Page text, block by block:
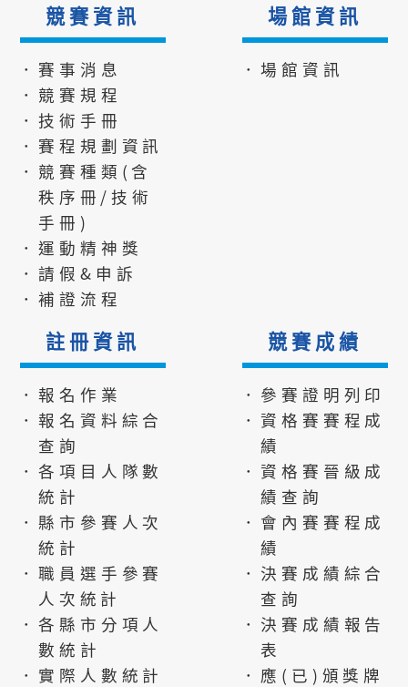
競賽資訊
．賽事消息
．競賽規程
．技術手冊
．賽程規劃資訊
．競賽種類(含
秩序冊/技術
手冊)
．運動精神獎
．請假&申訴
．補證流程
場館資訊
．場館資訊
註冊資訊
．報名作業
．報名資料綜合
查詢
．各項目人隊數
統計
．縣市參賽人次
統計
．職員選手參賽
人次統計
．各縣市分項人
數統計
．實際人數統計
競賽成績
．參賽證明列印
．資格賽賽程成
績
．資格賽晉級成
績查詢
．會內賽賽程成
績
．決賽成績綜合
查詢
．決賽成績報告
表
．應(已)頒獎牌